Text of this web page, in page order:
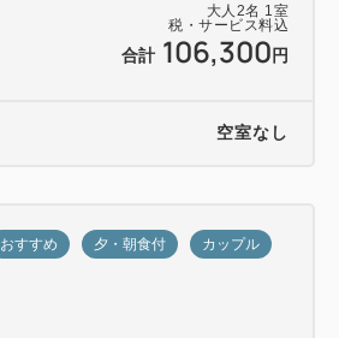
大人 2名 1 室
税・サービス料込
合計 106,300 円
空室なし
おすすめ 夕・朝食付 カップル